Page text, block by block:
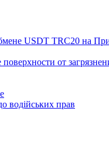
USDT TRC20 на
от
водійських прав